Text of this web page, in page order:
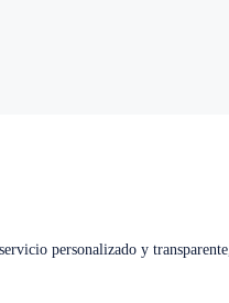
personalizado y